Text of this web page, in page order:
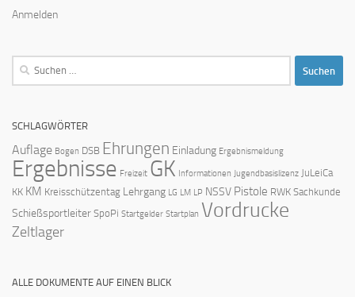
Anmelden
Suchen
nach:
SCHLAGWÖRTER
Auflage Bogen DSB Ehrungen Einladung Ergebnismeldung
Ergebnisse Freizeit GK Informationen Jugendbasislizenz JuLeiCa
KK KM Kreisschützentag Lehrgang LG LM LP NSSV Pistole RWK Sachkunde
Schießsportleiter SpoPi Startgelder Startplan Vordrucke
Zeltlager
ALLE DOKUMENTE AUF EINEN BLICK